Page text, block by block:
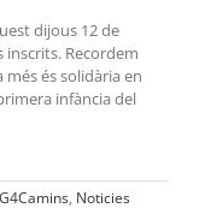
dijous 12 de
inscrits. Recordem
més és solidària en
infància del
, Noticies